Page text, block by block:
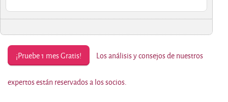
¡Pruebe 1 mes Gratis! Los análisis y consejos de nuestros
expertos están reservados a los socios.